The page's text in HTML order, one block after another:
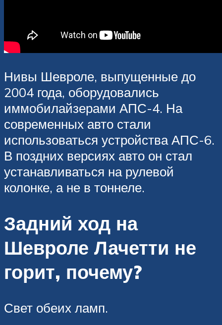
Нивы Шевроле, выпущенные до
2004 года, оборудовались
иммобилайзерами АПС-4. На
современных авто стали
использоваться устройства АПС-6.
В поздних версиях авто он стал
устанавливаться на рулевой
колонке, а не в тоннеле.
Задний ход на
Шевроле Лачетти не
горит, почему?
Свет обеих ламп.